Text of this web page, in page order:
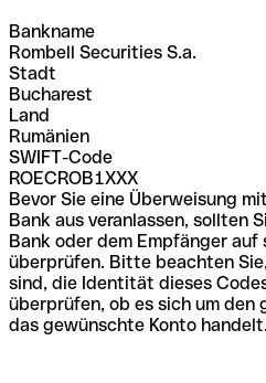
Bankname
Rombell Securities S.a.
Stadt
Bucharest
Land
Rumänien
SWIFT-Code
ROECROB1XXX
Bevor Sie eine Überweisung
Bank aus veranlassen, sollten
Bank oder dem Empfänger
überprüfen. Bitte beachten
sind, die Identität dieses
überprüfen, ob es sich um den
das gewünschte Konto handelt.